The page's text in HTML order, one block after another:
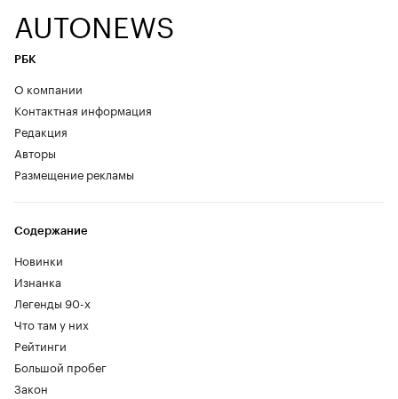
AUTONEWS
РБК
О компании
Контактная информация
Редакция
Авторы
Размещение рекламы
Содержание
Новинки
Изнанка
Легенды 90-х
Что там у них
Рейтинги
Большой пробег
Закон